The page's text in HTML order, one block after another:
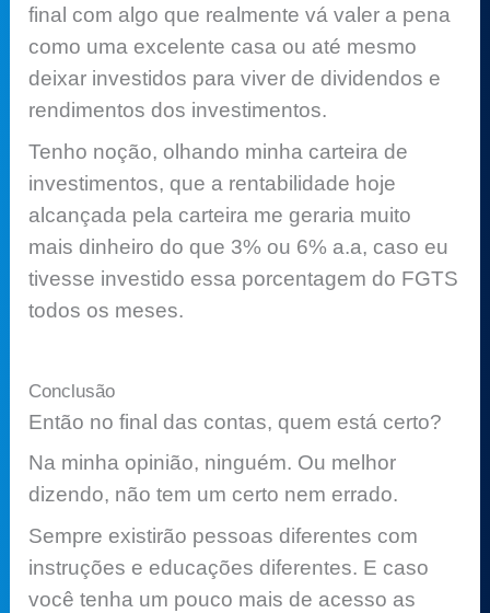
final com algo que realmente vá valer a pena
como uma excelente casa ou até mesmo
deixar investidos para viver de dividendos e
rendimentos dos investimentos.
Tenho noção, olhando minha carteira de
investimentos, que a rentabilidade hoje
alcançada pela carteira me geraria muito
mais dinheiro do que 3% ou 6% a.a, caso eu
tivesse investido essa porcentagem do FGTS
todos os meses.
Conclusão
Então no final das contas, quem está certo?
Na minha opinião, ninguém. Ou melhor
dizendo, não tem um certo nem errado.
Sempre existirão pessoas diferentes com
instruções e educações diferentes. E caso
você tenha um pouco mais de acesso as